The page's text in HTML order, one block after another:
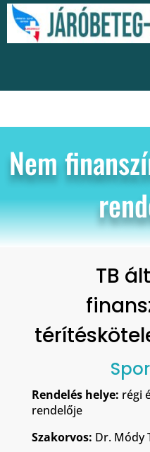
Nem
TB
Rendelés helye: régi
rendelője
Szakorvos: Dr. Módy